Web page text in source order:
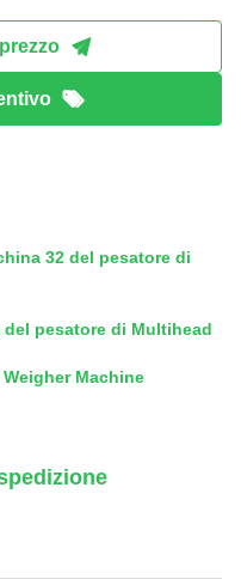
32 del pesatore di
del pesatore di Multihead
Machine